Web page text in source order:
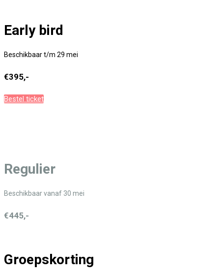
Early bird
Beschikbaar t/m 29 mei
€395,-
Bestel ticket
Regulier
Beschikbaar vanaf 30 mei
€445,-
Groepskorting